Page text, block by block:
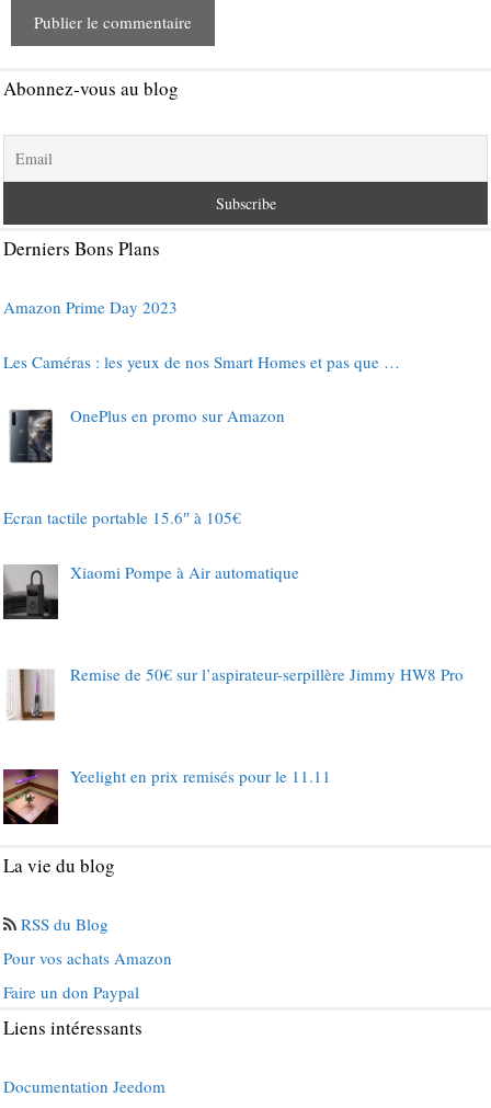
Abonnez-vous au blog
Derniers Bons Plans
Amazon Prime Day 2023
Les Caméras : les yeux de nos Smart Homes et pas que …
OnePlus en promo sur Amazon
Ecran tactile portable 15.6″ à 105€
Xiaomi Pompe à Air automatique
Remise de 50€ sur l’aspirateur-serpillère Jimmy HW8 Pro
Yeelight en prix remisés pour le 11.11
La vie du blog
RSS du Blog
Pour vos achats Amazon
Faire un don Paypal
Liens intéressants
Documentation Jeedom